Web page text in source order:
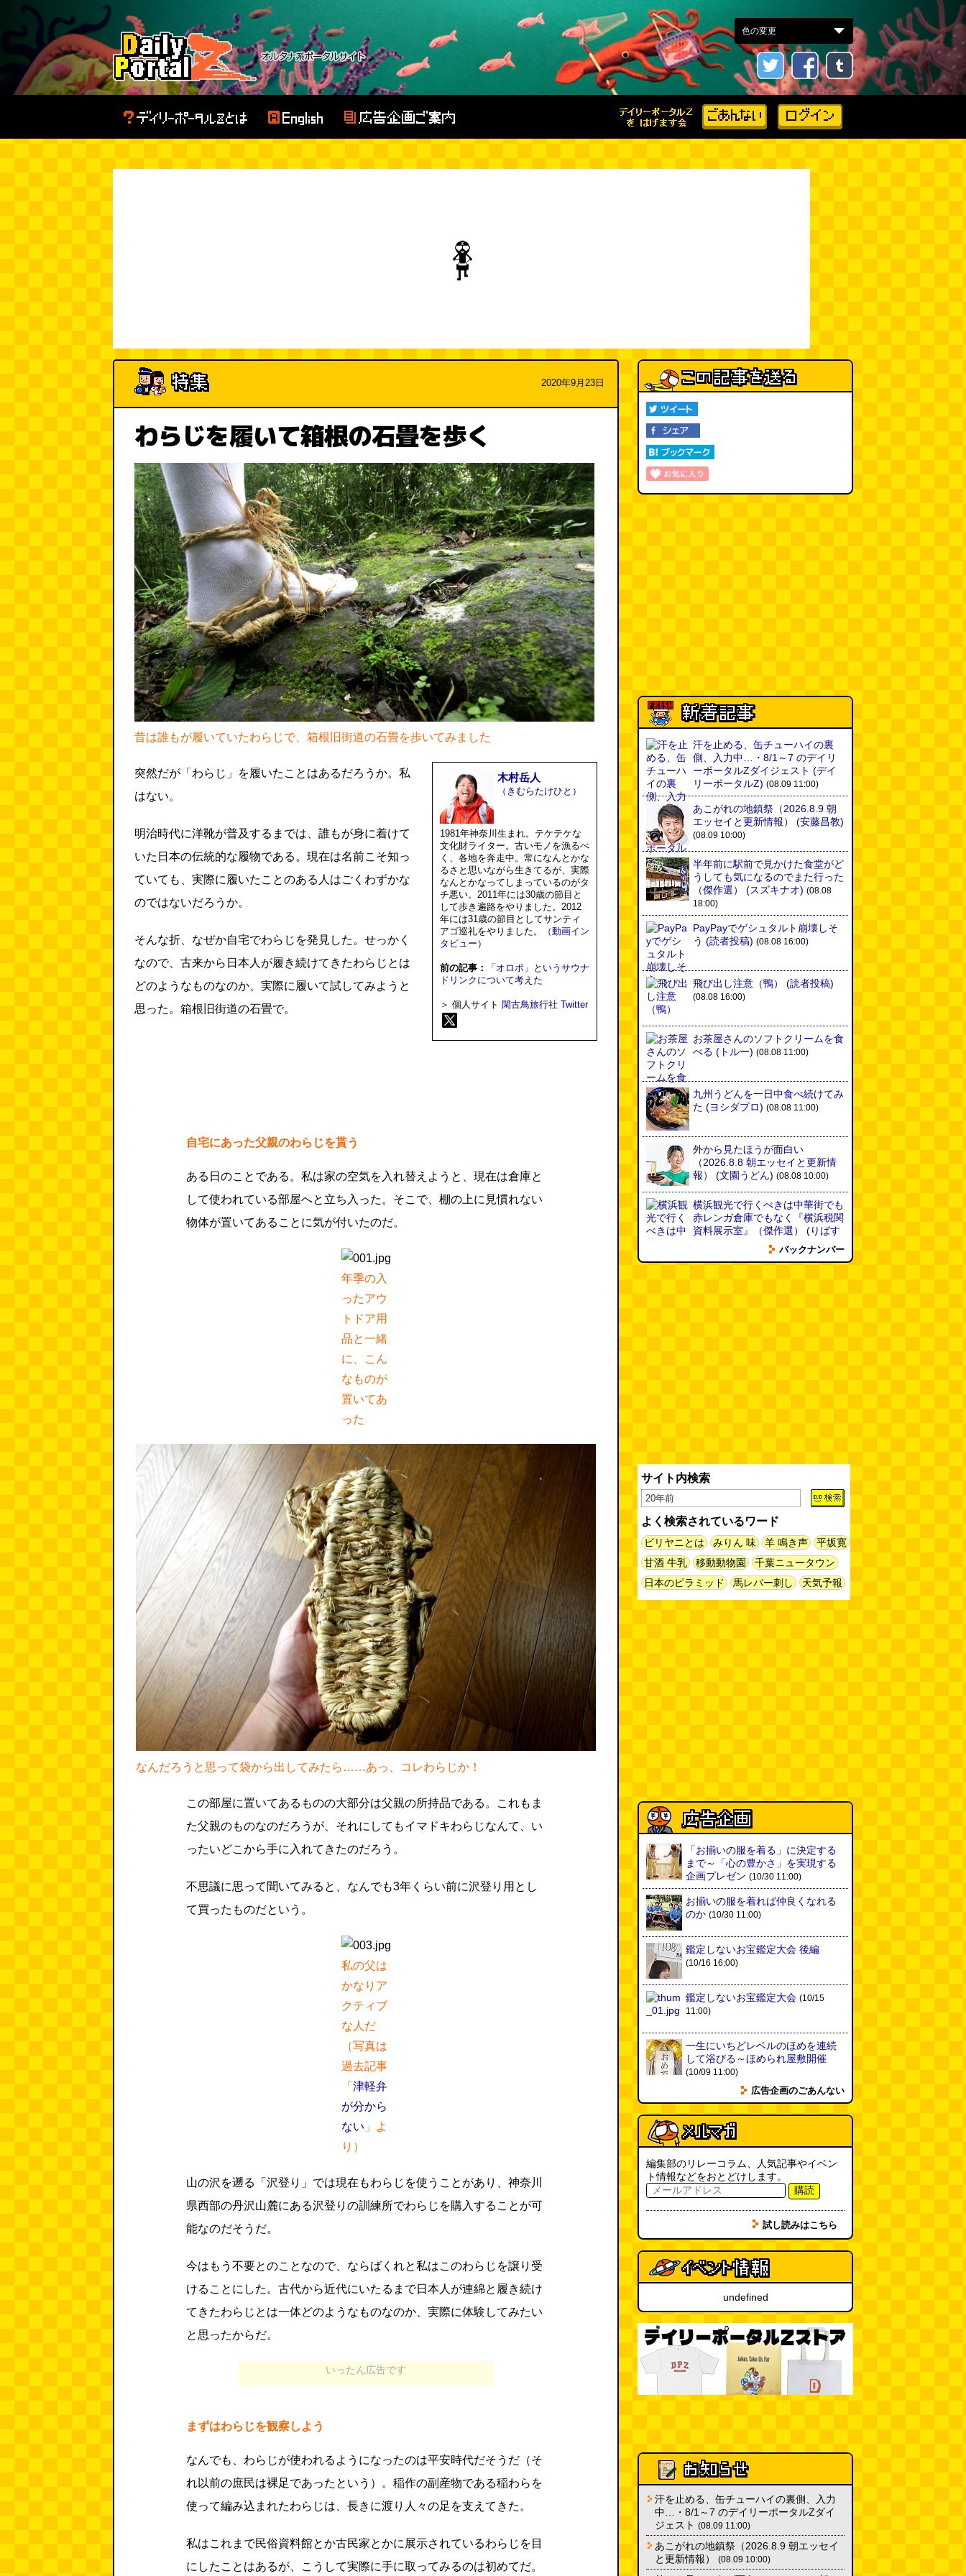
2020年9月23日
わらじを履いて箱根の石畳を歩く
昔は誰もが履いていたわらじで、箱根旧街道の石畳を歩いてみました
突然だが「わらじ」を履いたことはあるだろうか。私
はない。
明治時代に洋靴が普及するまでは、誰もが身に着けて
いた日本の伝統的な履物である。現在は名前こそ知っ
ていても、実際に履いたことのある人はごくわずかな
のではないだろうか。
そんな折、なぜか自宅でわらじを発見した。せっかく
なので、古来から日本人が履き続けてきたわらじとは
どのようなものなのか、実際に履いて試してみようと
思った。箱根旧街道の石畳で。
木村岳人
（きむらたけひと）
1981年神奈川生まれ。テケテケな
文化財ライター。古いモノを漁るべ
く、各地を奔走中。常になんとかな
るさと思いながら生きてるが、実際
なんとかなってしまっているのがタ
チ悪い。2011年には30歳の節目と
して歩き遍路をやりました。2012
年には31歳の節目としてサンティ
アゴ巡礼をやりました。
（動画イン
タビュー）
前の記事：
「オロポ」というサウナ
ドリンクについて考えた
＞ 個人サイト 閑古鳥旅行社 Twitter
自宅にあった父親のわらじを貰う
ある日のことである。私は家の空気を入れ替えようと、現在は倉庫と
して使われている部屋へと立ち入った。そこで、棚の上に見慣れない
物体が置いてあることに気が付いたのだ。
年季の入
ったアウ
トドア用
品と一緒
に、こん
なものが
置いてあ
った
なんだろうと思って袋から出してみたら……あっ、コレわらじか！
この部屋に置いてあるものの大部分は父親の所持品である。これもま
た父親のものなのだろうが、それにしてもイマドキわらじなんて、い
ったいどこから手に入れてきたのだろう。
不思議に思って聞いてみると、なんでも3年くらい前に沢登り用とし
て買ったものだという。
私の父は
かなりア
クティブ
な人だ
（写真は
過去記事
「 津軽弁
が分から
ない 」よ
り）
山の沢を遡る「沢登り」では現在もわらじを使うことがあり、神奈川
県西部の丹沢山麓にある沢登りの訓練所でわらじを購入することが可
能なのだそうだ。
今はもう不要とのことなので、ならばくれと私はこのわらじを譲り受
けることにした。古代から近代にいたるまで日本人が連綿と履き続け
てきたわらじとは一体どのようなものなのか、実際に体験してみたい
と思ったからだ。
いったん広告です
まずはわらじを観察しよう
なんでも、わらじが使われるようになったのは平安時代だそうだ（そ
れ以前の庶民は裸足であったという）。稲作の副産物である稲わらを
使って編み込まれたわらじは、長きに渡り人々の足を支えてきた。
私はこれまで民俗資料館とか古民家とかに展示されているわらじを目
にしたことはあるが、こうして実際に手に取ってみるのは初めてだ。
汗を止める、缶チューハイの裏
側、入力中…・8/1～7 のデイリ
ーポータルZダイジェスト (デイ
リーポータルZ) (08.09 11:00)
あこがれの地鎮祭（2026.8.9 朝
エッセイと更新情報）
(安藤昌教)
(08.09 10:00)
半年前に駅前で見かけた食堂がど
うしても気になるのでまた行った
（傑作選）
(スズキナオ) (08.08
18:00)
PayPayでゲシュタルト崩壊しそ
う (読者投稿) (08.08 16:00)
飛び出し注意（鴨） (読者投稿)
(08.08 16:00)
お茶屋さんのソフトクリームを食
べる (トルー) (08.08 11:00)
九州うどんを一日中食べ続けてみ
た (ヨシダプロ) (08.08 11:00)
外から見たほうが面白い
（2026.8.8 朝エッセイと更新情
報）
(文園うどん) (08.08 10:00)
横浜観光で行くべきは中華街でも
赤レンガ倉庫でもなく『横浜税関
資料展示室』（傑作選）
(りばす
人間ドックと能力者の医者
（2026.8.7 朝エッセイと更新情
報）(べつやく れい)
木を放置してはいけない～成長し
て手に負えなくなった木を伐採し
てもらう～（傑作選）(安藤昌教)
(08.06 18:00)
11:00)
全然関係ないんですが（2026.8.6
朝エッセイと更新情報） (佐伯)
(08.06 10:00)
土浦の高架道路「土浦ニューウェ
イ」を見に行く（傑作選）(西村
まさゆき)
(08.05 18:00)
美容室の看板(読者投稿) (08.05
16:00)
皿に乗った豚バラブロックの指輪
(べつやく れい)
フエラムネをさらに笛っぽくした
らホイッスルになりました(爲房
新太朗)
(08.05 11:00)
缶チューハイの内側の世界(パリ
(08.05 11:00)
台湾のおめでたすぎる折り紙の本
（2026.08.05 朝エッセイと更新
情報）
(08.05 10:00)
大きな唐揚げが乗ったチャーハン
～チャーハン部活動報告（傑作
ちょこ煎がカインズPBで販売し
てました(読者投稿)
世田谷区民会館行きのバスは1日
1本(べつやく れい) (08.04 16:00)
「モグラ駅」で有名な土合駅……
実は真の秘境駅はお隣の湯檜曽駅
バックナンバー
サイト内検索
よく検索されているワード
ビリヤニとは みりん 味 羊 鳴き声
平坂寛
甘酒 牛乳
移動動物園
千葉ニュータウン
日本のピラミッド
馬レバー刺し 天気予報
「お揃いの服を着る」に決定する
まで～「心の豊かさ」を実現する
企画プレゼン (10/30 11:00)
お揃いの服を着れば仲良くなれる
のか (10/30 11:00)
鑑定しないお宝鑑定大会 後編
(10/16 16:00)
鑑定しないお宝鑑定大会 (10/15
11:00)
一生にいちどレベルのほめを連続
して浴びる～ほめられ屋敷開催
(10/09 11:00)
広告企画のごあんない
編集部のリレーコラム、人気記事やイベン
ト情報などをおとどけします。
購読
試し読みはこちら
undefined
汗を止める、缶チューハイの裏側、入力
中…・8/1～7 のデイリーポータルZダイ
ジェスト (08.09 11:00)
あこがれの地鎮祭（2026.8.9 朝エッセイ
と更新情報）
(08.09 10:00)